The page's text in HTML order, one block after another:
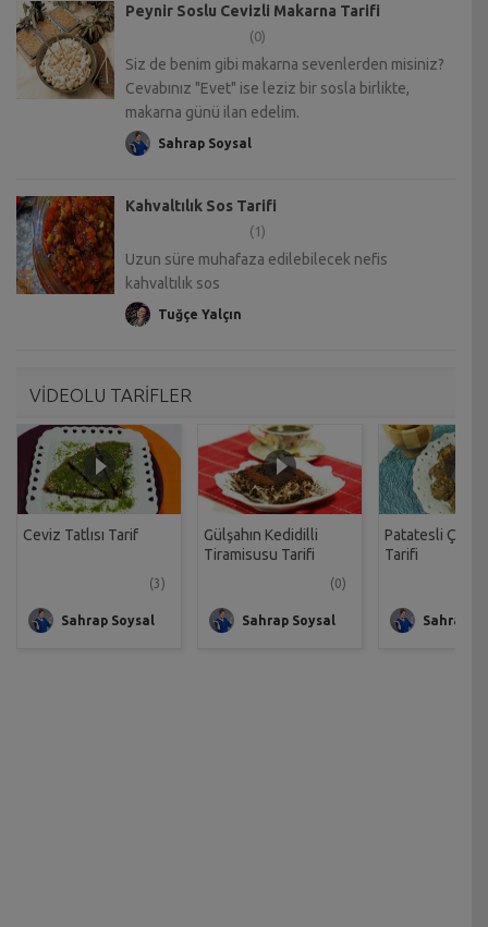
Peynir Soslu Cevizli Makarna Tarifi
(0)
Siz de benim gibi makarna sevenlerden misiniz?
Cevabınız "Evet" ise leziz bir sosla birlikte,
makarna günü ilan edelim.
Sahrap Soysal
Kahvaltılık Sos Tarifi
(1)
Uzun süre muhafaza edilebilecek nefis
kahvaltılık sos
Tuğçe Yalçın
VİDEOLU TARİFLER
Ceviz Tatlısı Tarif
(3)
Sahrap Soysal
Gülşahın Kedidilli
Tiramisusu Tarifi
(0)
Sahrap Soysal
Patatesli Çıtır
Tarifi
Sahrap